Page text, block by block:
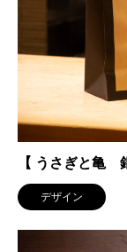
【 うさぎと亀
デザイン